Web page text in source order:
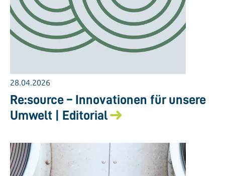
28.04.2026
Re:source – Innovationen für unsere
Umwelt | Editorial